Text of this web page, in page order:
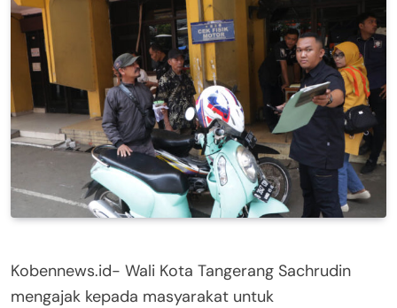
Kobennews.id- Wali Kota Tangerang Sachrudin
mengajak kepada masyarakat untuk